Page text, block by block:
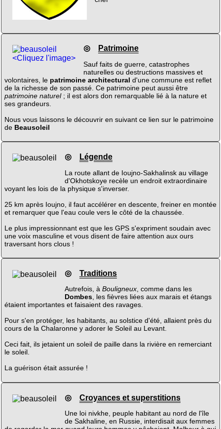
<Cliquez l'image>
◎ Patrimoine
Sauf faits de guerre, catastrophes
naturelles ou destructions massives et
volontaires, le patrimoine architectural d'une commune est reflet
de la richesse de son passé. Ce patrimoine peut aussi être
patrimoine naturel; il est alors don remarquable lié à la nature et
ses grandeurs.
Nous vous laissons le découvrir en suivant ce lien sur le patrimoine
de Beausoleil
◎ Légende
La route allant de Ioujno-Sakhalinsk au village
d'Okhotskoye recèle un endroit extraordinaire
voyant les lois de la physique s'inverser.
25 km après Ioujno, il faut accélérer en descente, freiner en montée
et remarquer que l'eau coule vers le côté de la chaussée.
Le plus impressionnant est que les GPS s'expriment soudain avec
une voix masculine et vous disent de faire attention aux ours
traversant hors clous !
◎ Traditions
Autrefois, à Bouligneux, comme dans les
Dombes, les fièvres liées aux marais et étangs
étaient importantes et faisaient des ravages.
Pour s'en protéger, les habitants, au solstice d'été, allaient près du
cours de la Chalaronne y adorer le Soleil au Levant.
Ceci fait, ils jetaient un soleil de paille dans la rivière en remerciant
le soleil.
La guérison était assurée !
◎ Croyances et superstitions
Une loi nivkhe, peuple habitant au nord de l'île
de Sakhaline, en Russie, interdisait aux femmes